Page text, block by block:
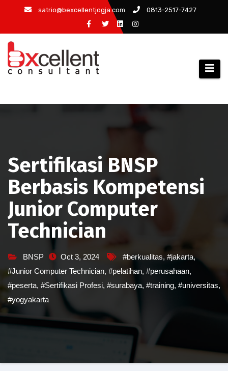
content
satrio@bexcellentjogja.com 0813-2517-7427
Sertifikasi BNSP
Berbasis Kompetensi
Junior Computer
Technician
BNSP Oct 3, 2024 #berkualitas, #jakarta,
#Junior Computer Technician, #pelatihan, #perusahaan,
#peserta, #Sertifikasi Profesi, #surabaya, #training, #universitas,
#yogyakarta